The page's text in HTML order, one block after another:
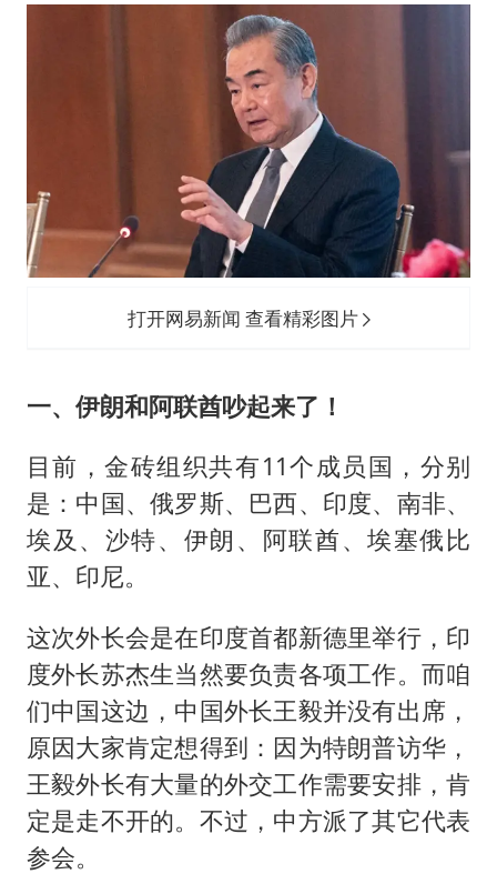
打开网易新闻 查看精彩图片
一、伊朗和阿联酋吵起来了！
目前，金砖组织共有11个成员国，分别
是：中国、俄罗斯、巴西、印度、南非、
埃及、沙特、伊朗、阿联酋、埃塞俄比
亚、印尼。
这次外长会是在印度首都新德里举行，印
度外长苏杰生当然要负责各项工作。而咱
们中国这边，中国外长王毅并没有出席，
原因大家肯定想得到：因为特朗普访华，
王毅外长有大量的外交工作需要安排，肯
定是走不开的。不过，中方派了其它代表
参会。